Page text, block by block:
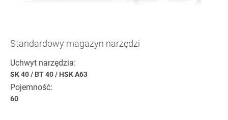
Standardowy magazyn narzędzi
Uchwyt narzędzia:
SK 40/ BT 40/ HSK A63
Pojemność:
60